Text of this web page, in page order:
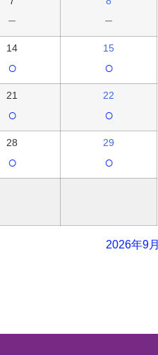
－ －
14
○
15
○
21
○
22
○
28
○
29
○
2026年9月